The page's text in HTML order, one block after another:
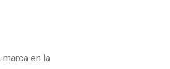
en la